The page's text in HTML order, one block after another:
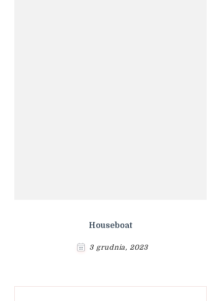
Houseboat
3 grudnia, 2023